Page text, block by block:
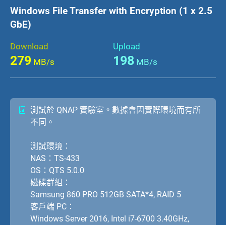
Windows File Transfer with Encryption (1 x 2.5
GbE)
Download
279 MB/s
Upload
198 MB/s
測試於 QNAP 實驗室。數據會因實際環境而有所
不同。
測試環境：
NAS：TS-433
OS：QTS 5.0.0
磁碟群組：
Samsung 860 PRO 512GB SATA*4, RAID 5
客戶端 PC：
Windows Server 2016, Intel i7-6700 3.40GHz,